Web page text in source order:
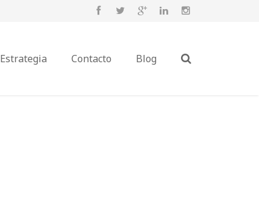
Estrategia Contacto Blog